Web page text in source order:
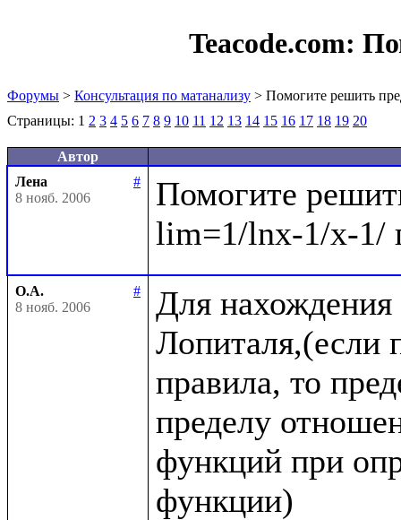
Teacode.com:
Форумы > Консультация по матанализу > Помогите решить
Страницы: 1 2 3 4 5 6 7 8 9 10 11 12 13 14 15 16 17 18 19 20
Автор
Лена
#
8 нояб. 2006
Помогите
О.А.
#
8 нояб. 2006
Для нахождения
Лопиталя,(если
правила, то
пределу
функций при
функции)